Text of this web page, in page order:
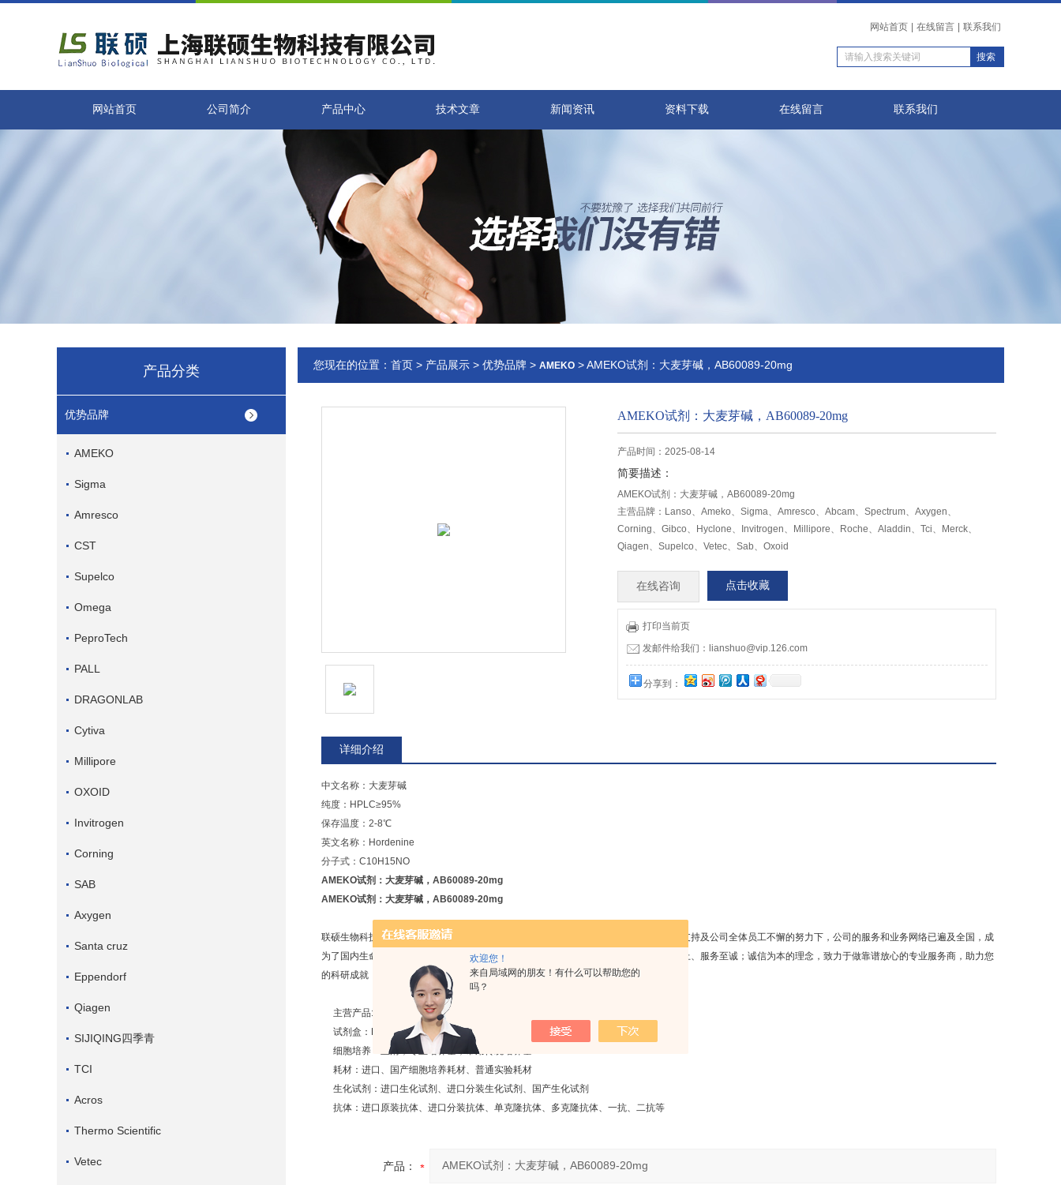
欢迎您！
来自局域网的朋友！有什么可以帮助您的
吗？
网站首页 在线留言 联系我们
网站首页 公司简介 产品中心 技术文章 新闻资讯 资料下载 在线留言 联系我们
产品分类
优势品牌
AMEKO
Sigma
Amresco
CST
Supelco
Omega
PeproTech
PALL
DRAGONLAB
Cytiva
Millipore
OXOID
Invitrogen
Corning
SAB
Axygen
Santa cruz
Eppendorf
Qiagen
SIJIQING四季青
TCI
Acros
Thermo Scientific
Vetec
您现在的位置： 首页 > 产品展示 > 优势品牌 > AMEKO > AMEKO试剂：大麦芽碱，AB60089-20mg
AMEKO试剂：大麦芽碱，AB60089-20mg
产品时间：2025-08-14
简要描述：
AMEKO试剂：大麦芽碱，AB60089-20mg
主营品牌：Lanso、Ameko、Sigma、Amresco、Abcam、Spectrum、Axygen、
Corning、Gibco、Hyclone、Invitrogen、Millipore、Roche、Aladdin、Tci、Merck、
Qiagen、Supelco、Vetec、Sab、Oxoid
在线咨询 点击收藏
打印当前页
发邮件给我们：lianshuo@vip.126.com
分享到：
详细介绍
中文名称：大麦芽碱
纯度：HPLC≥95%
保存温度：2-8℃
英文名称：Hordenine
分子式：C10H15NO
AMEKO试剂：大麦芽碱，AB60089-20mg
AMEKO试剂：大麦芽碱，AB60089-20mg
联硕生物科技有限公司是一家专业经营生物、仪器、试剂、耗材的公司，在广大客户的支持及公司全体员工不懈的努力下，公司的服务和业务网络已遍及全国，成
为了国内生命科学领域产品的主要供应商之一。自成立以来，联硕生物一直秉承客户至上、服务至诚；诚信为本的理念，致力于做靠谱放心的专业服务商，助力您
的科研成就！
主营产品:
试剂盒：ELISA试剂盒、免疫组化试剂盒、分子生物学试剂盒、细胞凋亡试剂盒
细胞培养：血清，专业培养基，常用传统培养基
耗材：进口、国产细胞培养耗材、普通实验耗材
生化试剂：进口生化试剂、进口分装生化试剂、国产生化试剂
抗体：进口原装抗体、进口分装抗体、单克隆抗体、多克隆抗体、一抗、二抗等
产品：